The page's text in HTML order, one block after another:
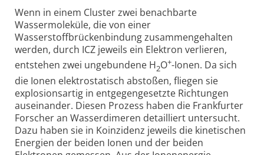
Wenn in einem Cluster zwei benachbarte
Wassermoleküle, die von einer
Wasserstoffbrückenbindung zusammengehalten
werden, durch ICZ jeweils ein Elektron verlieren,
entstehen zwei ungebundene H2O+-Ionen. Da sich
die Ionen elektrostatisch abstoßen, fliegen sie
explosionsartig in entgegengesetzte Richtungen
auseinander. Diesen Prozess haben die Frankfurter
Forscher an Wasserdimeren detailliert untersucht.
Dazu haben sie in Koinzidenz jeweils die kinetischen
Energien der beiden Ionen und der beiden